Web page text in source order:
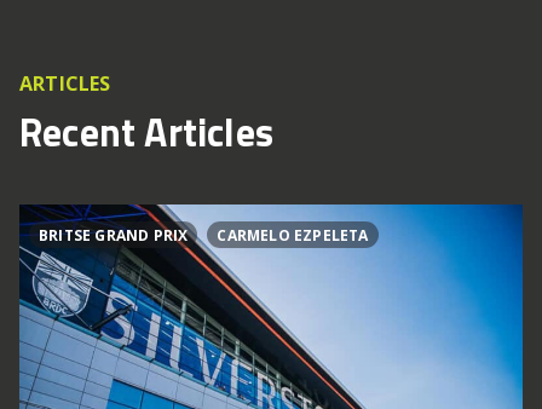
ARTICLES
Recent Articles
BRITSE GRAND PRIX CARMELO EZPELETA